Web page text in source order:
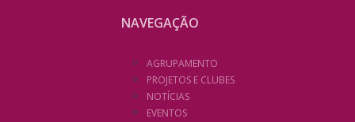
NAVEGAÇÃO
AGRUPAMENTO
PROJETOS E CLUBES
NOTÍCIAS
EVENTOS